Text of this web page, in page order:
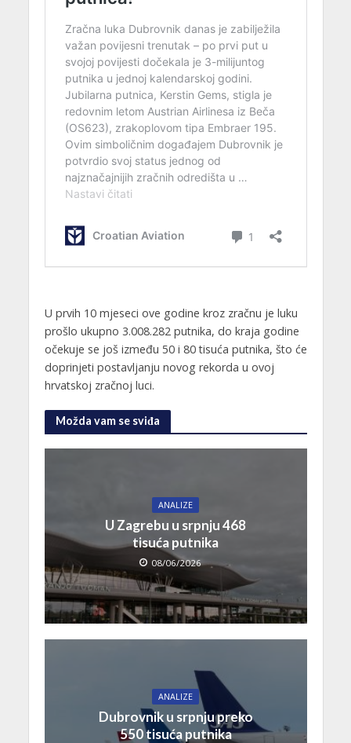
U prvih 10 mjeseci ove godine kroz zračnu je luku
prošlo ukupno 3.008.282 putnika, do kraja godine
očekuje se još između 50 i 80 tisuća putnika, što će
doprinjeti postavljanju novog rekorda u ovoj
hrvatskoj zračnoj luci.
Možda vam se sviđa
ANALIZE
U Zagrebu u srpnju 468
tisuća putnika
08/06/2026
ANALIZE
Dubrovnik u srpnju preko
550 tisuća putnika